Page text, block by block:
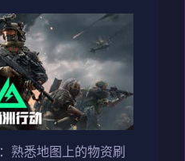
：熟悉地图上的物资刷